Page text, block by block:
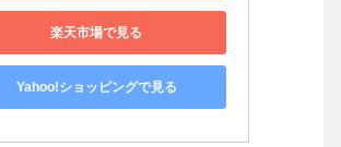
楽天市場で見る
Yahoo!ショッピングで見る